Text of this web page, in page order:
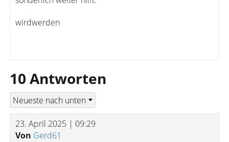
wirdwerden
10 Antworten
23. April 2025 | 09:29
Von Gerd61